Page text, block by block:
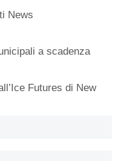
News
a scadenza
Futures di New